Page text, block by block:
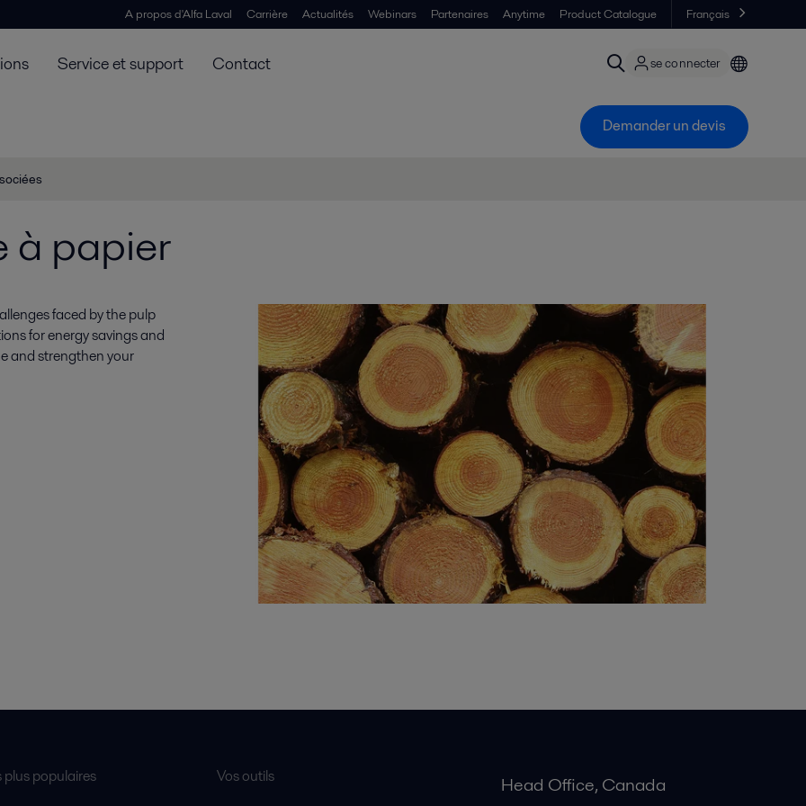
A propos d'Alfa Laval Carrière Actualités Webinars Partenaires Anytime Product Catalogue Français
Service et support Contact se connecter
Demander un devis
à papier
faced by the pulp
for energy savings and
and strengthen your
plus populaires Vos outils Head Office, Canada